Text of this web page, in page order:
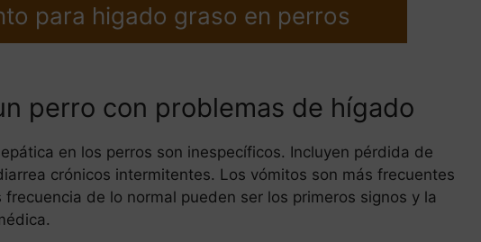
para higado graso en perros
perro con problemas de hígado
en los perros son inespecíficos. Incluyen pérdida de
crónicos intermitentes. Los vómitos son más frecuentes
de lo normal pueden ser los primeros signos y la